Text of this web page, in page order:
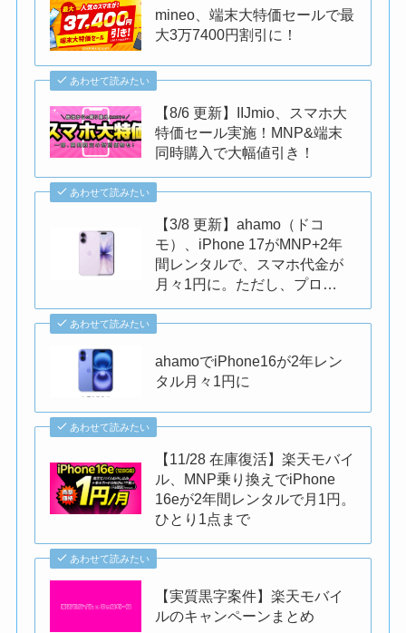
mineo、端末大特価セールで最
大3万7400円割引に！
あわせて読みたい
【8/6 更新】IIJmio、スマホ大
特価セール実施！MNP&端末
同時購入で大幅値引き！
あわせて読みたい
【3/8 更新】ahamo（ドコ
モ）、iPhone 17がMNP+2年
間レンタルで、スマホ代金が
月々1円に。ただし、プロ…
あわせて読みたい
ahamoでiPhone16が2年レン
タル月々1円に
あわせて読みたい
【11/28 在庫復活】楽天モバイ
ル、MNP乗り換えでiPhone
16eが2年間レンタルで月1円。
ひとり1点まで
あわせて読みたい
【実質黒字案件】楽天モバイ
ルのキャンペーンまとめ